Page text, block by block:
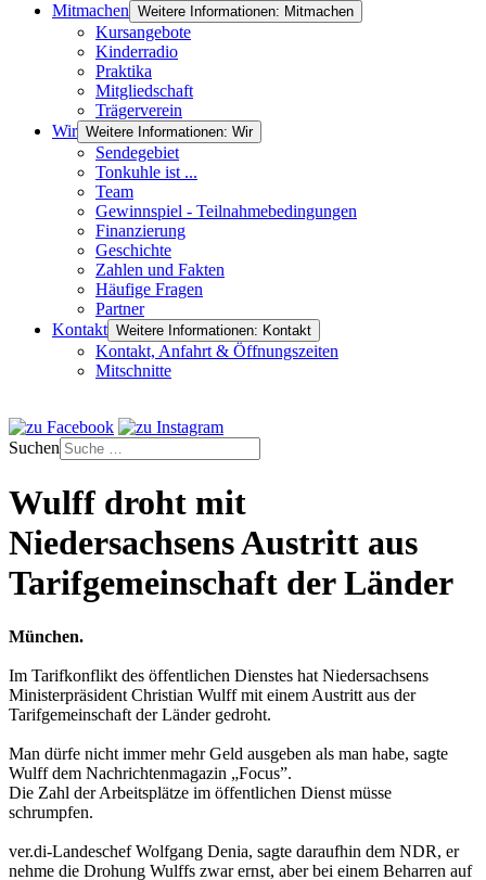
Mitmachen Weitere Informationen: Mitmachen
Kursangebote
Kinderradio
Praktika
Mitgliedschaft
Trägerverein
Wir Weitere Informationen: Wir
Sendegebiet
Tonkuhle ist ...
Team
Gewinnspiel - Teilnahmebedingungen
Finanzierung
Geschichte
Zahlen und Fakten
Häufige Fragen
Partner
Kontakt Weitere Informationen: Kontakt
Kontakt, Anfahrt & Öffnungszeiten
Mitschnitte
Suchen
Wulff droht mit
Niedersachsens Austritt aus
Tarifgemeinschaft der Länder
München.
Im Tarifkonflikt des öffentlichen Dienstes hat Niedersachsens
Ministerpräsident Christian Wulff mit einem Austritt aus der
Tarifgemeinschaft der Länder gedroht.
Man dürfe nicht immer mehr Geld ausgeben als man habe, sagte
Wulff dem Nachrichtenmagazin „Focus”.
Die Zahl der Arbeitsplätze im öffentlichen Dienst müsse
schrumpfen.
ver.di-Landeschef Wolfgang Denia, sagte daraufhin dem NDR, er
nehme die Drohung Wulffs zwar ernst, aber bei einem Beharren auf